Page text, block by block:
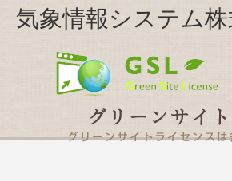
気象情報システム